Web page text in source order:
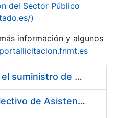
del Sector Público
)
información y algunos
portallicitacion.fnmt.es
Acuerdo marco para el suministro de material de droguería y limpieza a la FNMT-RCM
Póliza de Seguro Colectivo de Asistencia Sanitaria